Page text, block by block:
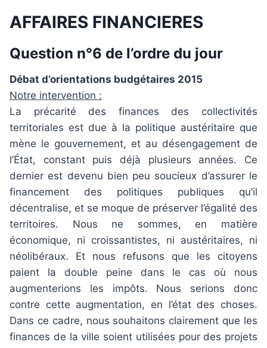
AFFAIRES FINANCIERES
Question n°6 de l’ordre du jour
Débat d’orientations budgétaires 2015
Notre intervention :
La précarité des finances des collectivités
territoriales est due à la politique austéritaire que
mène le gouvernement, et au désengagement de
l’État, constant puis déjà plusieurs années. Ce
dernier est devenu bien peu soucieux d’assurer le
financement des politiques publiques qu’il
décentralise, et se moque de préserver l’égalité des
territoires. Nous ne sommes, en matière
économique, ni croissantistes, ni austéritaires, ni
néolibéraux. Et nous refusons que les citoyens
paient la double peine dans le cas où nous
augmenterions les impôts. Nous serions donc
contre cette augmentation, en l’état des choses.
Dans ce cadre, nous souhaitons clairement que les
finances de la ville soient utilisées pour des projets